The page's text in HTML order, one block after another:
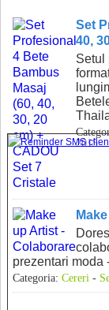
Set
40,
Setul
2015
prezentari moda
Categoria: Cereri -